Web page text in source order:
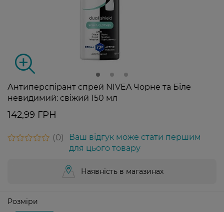
Антиперспірант спрей NIVEA Чорне та Біле
невидимий: свіжий 150 мл
142,99 ГРН
0
Ваш відгук може стати першим
для цього товару
Наявність в магазинах
Розміри